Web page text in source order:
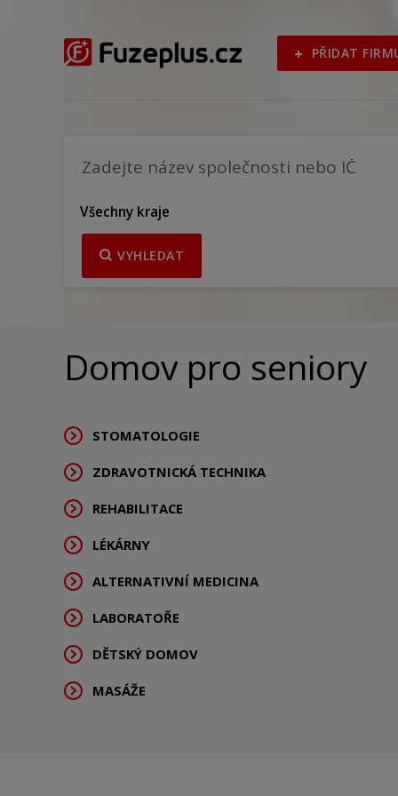
PŘIDAT
Všechny kraje
VYHLEDAT
Domov pro seniory
STOMATOLOGIE
ZDRAVOTNICKÁ TECHNIKA
REHABILITACE
LÉKÁRNY
ALTERNATIVNÍ MEDICINA
LABORATOŘE
DĚTSKÝ DOMOV
MASÁŽE